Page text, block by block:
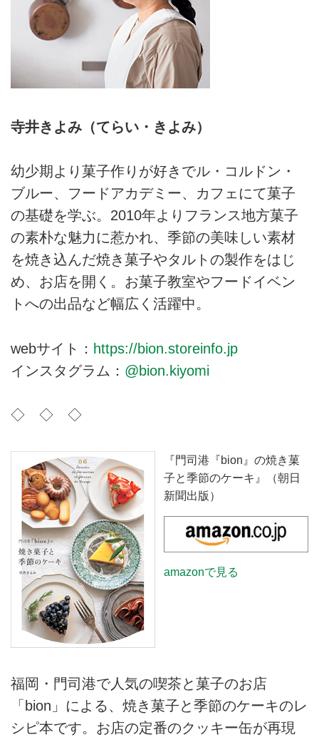
寺井きよみ（てらい・きよみ）
幼少期より菓子作りが好きでル・コルドン・
ブルー、フードアカデミー、カフェにて菓子
の基礎を学ぶ。2010年よりフランス地方菓子
の素朴な魅力に惹かれ、季節の美味しい素材
を焼き込んだ焼き菓子やタルトの製作をはじ
め、お店を開く。お菓子教室やフードイベン
トへの出品など幅広く活躍中。
webサイト： https://bion.storeinfo.jp
インスタグラム： @bion.kiyomi
◇ ◇ ◇
『門司港『bion』の焼き菓
子と季節のケーキ』（朝日
新聞出版）
amazonで見る
福岡・門司港で人気の喫茶と菓子のお店
「bion」による、焼き菓子と季節のケーキのレ
シピ本です。お店の定番のクッキー缶が再現